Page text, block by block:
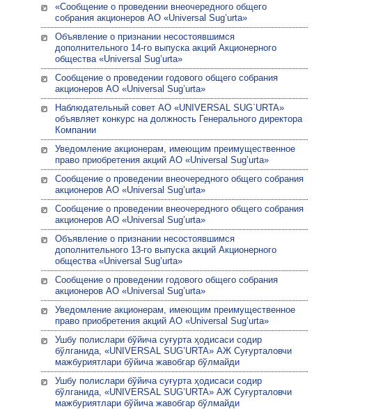
«Сообщение о проведении внеочередного общего
собрания акционеров АО «Universal Sug’urta»
Объявление о признании несостоявшимся
дополнительного 14-го выпуска акций Акционерного
общества «Universal Sug’urta»
Сообщение о проведении годового общего собрания
акционеров АО «Universal Sug’urta»
Наблюдательный совет АО «UNIVERSAL SUG`URTA»
объявляет конкурс на должность Генерального директора
Компании
Уведомление акционерам, имеющим преимущественное
право приобретения акций АО «Universal Sug’urta»
Сообщение о проведении внеочередного общего собрания
акционеров АО «Universal Sug’urta»
Сообщение о проведении внеочередного общего собрания
акционеров АО «Universal Sug’urta»
Объявление о признании несостоявшимся
дополнительного 13-го выпуска акций Акционерного
общества «Universal Sug’urta»
Сообщение о проведении годового общего собрания
акционеров АО «Universal Sug’urta»
Уведомление акционерам, имеющим преимущественное
право приобретения акций АО «Universal Sug’urta»
Ушбу полислари бўйича суғурта ҳодисаси содир
бўлганида, «UNIVERSAL SUG’URTA» АЖ Суғурталовчи
мажбуриятлари бўйича жавобгар бўлмайди
Ушбу полислари бўйича суғурта ҳодисаси содир
бўлганида, «UNIVERSAL SUG’URTA» АЖ Суғурталовчи
мажбуриятлари бўйича жавобгар бўлмайди